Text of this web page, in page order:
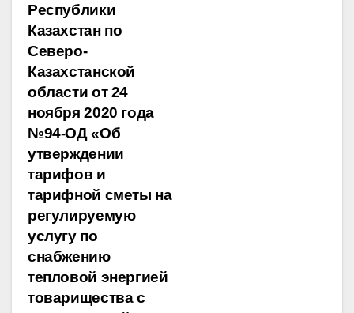
Республики
Казахстан по
Северо-
Казахстанской
области от 24
ноября 2020 года
№94-ОД «Об
утверждении
тарифов и
тарифной сметы на
регулируемую
услугу по
снабжению
тепловой энергией
товарищества с